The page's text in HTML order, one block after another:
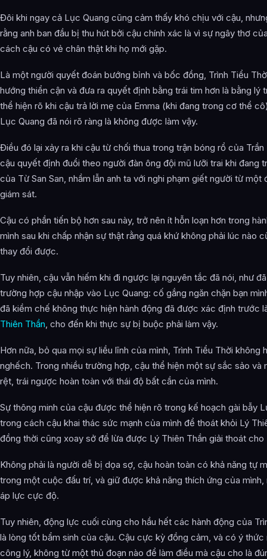
Đôi khi ngay cả Lục Quang cũng cảm thấy khó chịu với cậu,
rằng anh ban đầu bị thu hút bởi cậu chính xác là vì sự ngây thơ
cách cậu có vẻ chân thật khi họ mới gặp.
Là một người quyết đoán bướng bỉnh và bốc đồng, Trình Tiểu
hướng thiển cận và đưa ra quyết định bằng trái tim hơn là bằng lý
thể hiện rõ khi cậu trả lời mẹ của Emma (khi đang trong cơ thể
Lục Quang đã nói rõ ràng là không được làm vậy.
Điều đó lại xảy ra khi cậu từ chối thua trong trận bóng rổ của Trần
cậu quyết định đuổi theo người đàn ông đội mũ lưỡi trai khi đang
của Từ San San, nhầm lẫn anh ta với nghi phạm giết người từ một
giám sát.
Cậu có phần tiến bộ hơn sau này, trở nên ít hỗn loạn hơn trong
mình sau khi chấp nhận sự thật rằng quá khứ không phải lúc nào
thay đổi được.
Tuy nhiên, cậu vẫn hiếm khi đi ngược lại nguyên tắc đã nói, như
trường hợp cậu nhập vào Lục Quang: cố gắng ngăn chặn bạn
đã kiềm chế không thực hiện hành động đã được xác định trước
Thiên Thần , cho đến khi thực sự bị buộc phải làm vậy.
Hơn nữa, bỏ qua mọi sự liều lĩnh của mình, Trình Tiểu Thời không
nghếch. Trong nhiều trường hợp, cậu thể hiện một sự sắc sảo và
rệt, trái ngược hoàn toàn với thái độ bất cần của mình.
Sự thông minh của cậu được thể hiện rõ trong kế hoạch gài bẫy
trong cách cậu khai thác sức mạnh của mình để thoát khỏi Lý
đồng thời cũng xoay sở để lừa được Lý Thiên Thần giải thoát cho
Không phải là người dễ bị dọa sợ, cậu hoàn toàn có khả năng tự
trong một cuộc đấu trí, và giữ được khả năng thích ứng của
áp lực cực độ.
Tuy nhiên, động lực cuối cùng cho hầu hết các hành động của
là lòng tốt bẩm sinh của cậu. Cậu cực kỳ đồng cảm, và có ý thức
công lý, không từ một thủ đoạn nào để làm điều mà cậu cho là